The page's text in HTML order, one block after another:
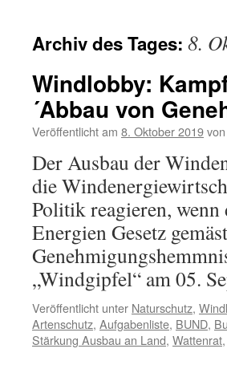
Archiv des Tages: 8.
Windlobby:
´Abbau von
Veröffentlicht am 8. Oktober 2019von
Der Ausbau der
die
Politik reagieren,
Energien Gesetz
„Windgipfel“ am 05.
Veröffentlicht unter Naturschutz,
Artenschutz, Aufgabenliste, BUND,
Stärkung Ausbau an Land, Wattenrat,